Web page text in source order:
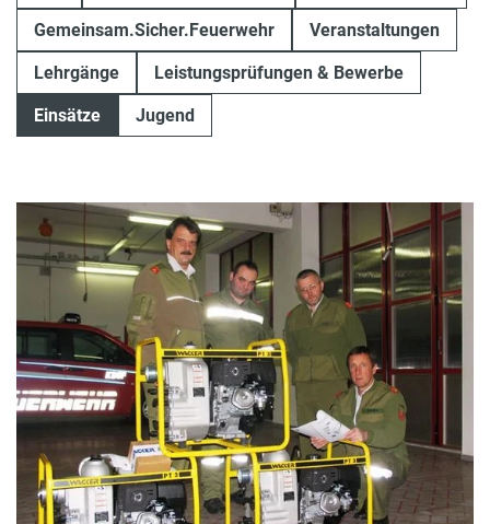
Gemeinsam.Sicher.Feuerwehr Veranstaltungen
Lehrgänge Leistungsprüfungen & Bewerbe
Einsätze Jugend